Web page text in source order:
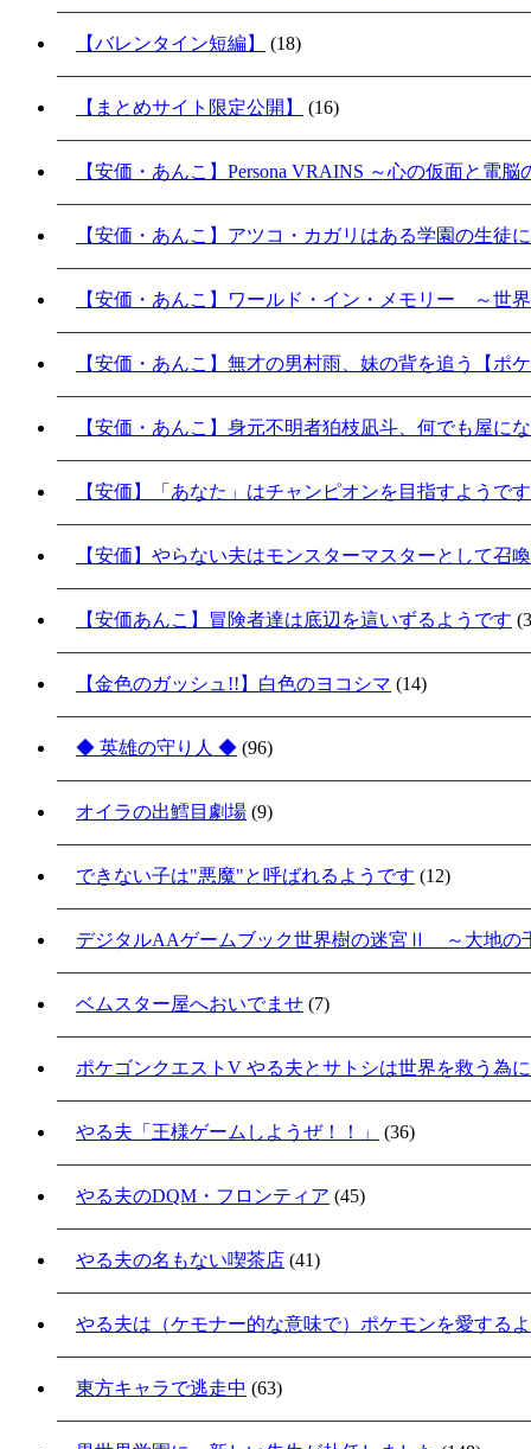
【バレンタイン短編】 (18)
【まとめサイト限定公開】 (16)
【安価・あんこ】Persona VRAINS ～心の仮面と電脳
【安価・あんこ】アツコ・カガリはある学園の生徒
【安価・あんこ】ワールド・イン・メモリー ～世
【安価・あんこ】無才の男村雨、妹の背を追う【ポ
【安価・あんこ】身元不明者狛枝凪斗、何でも屋に
【安価】「あなた」はチャンピオンを目指すようで
【安価】やらない夫はモンスターマスターとして召
【安価あんこ】冒険者達は底辺を這いずるようです
【金色のガッシュ!!】白色のヨコシマ (14)
◆ 英雄の守り人 ◆ (96)
オイラの出鱈目劇場 (9)
できない子は"悪魔"と呼ばれるようです (12)
デジタルAAゲームブック世界樹の迷宮Ⅱ ～大地の
ベムスター屋へおいでませ (7)
ポケゴンクエストV やる夫とサトシは世界を救う為
やる夫「王様ゲームしようぜ！！」 (36)
やる夫のDQM・フロンティア (45)
やる夫の名もない喫茶店 (41)
やる夫は（ケモナー的な意味で）ポケモンを愛する
東方キャラで逃走中 (63)